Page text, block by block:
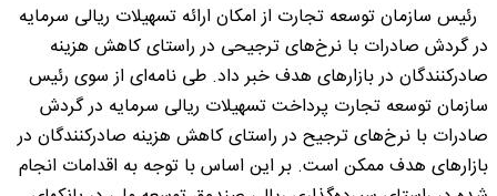
رئیس سازمان توسعه تجارت از امکان ارائه تسهیلات ریالی سرمایه
در گردش صادرات با نرخ‌های ترجیحی در راستای کاهش هزینه
صادرکنندگان در بازارهای هدف خبر داد. طی نامه‌ای از سوی رئیس
سازمان توسعه تجارت پرداخت تسهیلات ریالی سرمایه در گردش
صادرات با نرخ‌های ترجیح در راستای کاهش هزینه صادرکنندگان در
بازارهای هدف ممکن است. بر این اساس با توجه به اقدامات انجام